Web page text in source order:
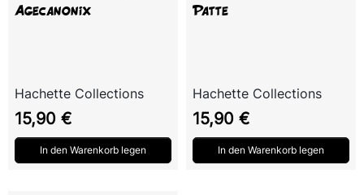
Agecanonix
Hachette Collections
Preis
15,90 €
In den Warenkorb legen
Patte
Hachette Collections
Preis
15,90 €
In den Warenkorb legen